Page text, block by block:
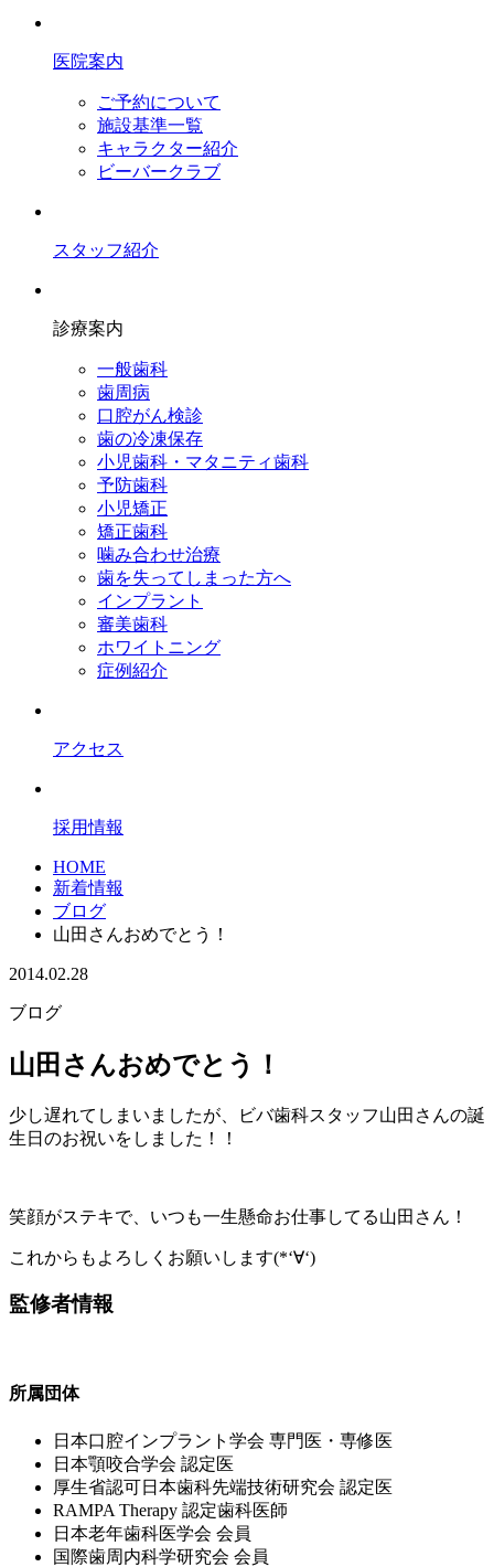
医院案内
ご予約について
施設基準一覧
キャラクター紹介
ビーバークラブ
スタッフ紹介
診療案内
一般歯科
歯周病
口腔がん検診
歯の冷凍保存
小児歯科・マタニティ歯科
予防歯科
小児矯正
矯正歯科
噛み合わせ治療
歯を失ってしまった方へ
インプラント
審美歯科
ホワイトニング
症例紹介
アクセス
採用情報
HOME
新着情報
ブログ
山田さんおめでとう！
2014.02.28
ブログ
山田さんおめでとう！
少し遅れてしまいましたが、ビバ歯科スタッフ山田さんの誕
生日のお祝いをしました！！
笑顔がステキで、いつも一生懸命お仕事してる山田さん！
これからもよろしくお願いします(*‘∀‘)
監修者情報
所属団体
⽇本⼝腔インプラント学会 専⾨医・専修医
⽇本顎咬合学会 認定医
厚⽣省認可⽇本⻭科先端技術研究会 認定医
RAMPA Therapy 認定⻭科医師
⽇本⽼年⻭科医学会 会員
国際⻭周内科学研究会 会員